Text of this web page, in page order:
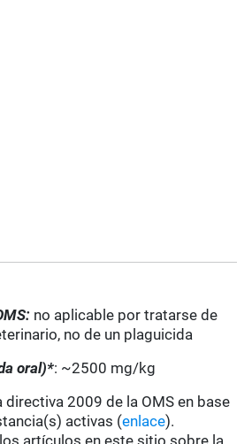
no aplicable por tratarse de
no de un plaguicida
oral)*: ~2500 mg/kg
directiva 2009 de la OMS en base
activas (enlace).